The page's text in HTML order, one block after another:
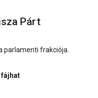
Párt
parlamenti frakciója.